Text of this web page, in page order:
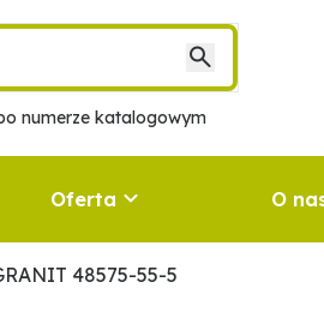
numerze katalogowym
Oferta O
48575-55-5